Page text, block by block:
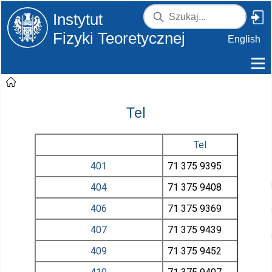
Instytut
Fizyki Teoretycznej
English
Tel
Tel
401
71 375 9395
404
71 375 9408
406
71 375 9369
407
71 375 9439
409
71 375 9452